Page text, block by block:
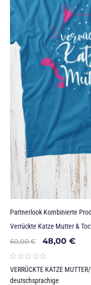
Partnerlook Kombinierte
Verrückte Katze Mutter &
60,00€ 48,00 €
VERRÜCKTE KATZE
deutschsprachige